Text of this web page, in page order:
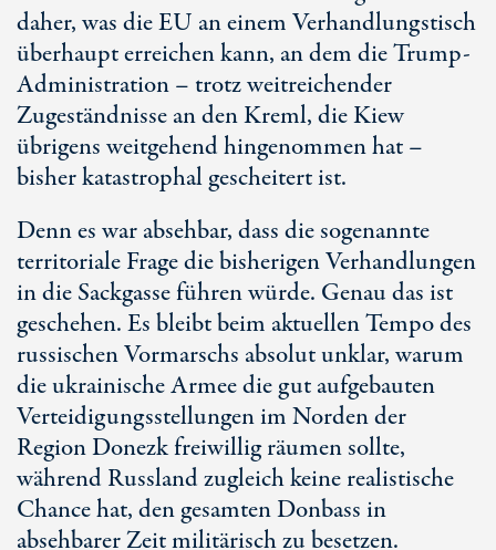
daher, was die EU an einem Verhandlungstisch
überhaupt erreichen kann, an dem die Trump-
Administration – trotz weitreichender
Zugeständnisse an den Kreml, die Kiew
übrigens weitgehend hingenommen hat –
bisher katastrophal gescheitert ist.
Denn es war absehbar, dass die sogenannte
territoriale Frage die bisherigen Verhandlungen
in die Sackgasse führen würde. Genau das ist
geschehen. Es bleibt beim aktuellen Tempo des
russischen Vormarschs absolut unklar, warum
die ukrainische Armee die gut aufgebauten
Verteidigungsstellungen im Norden der
Region Donezk freiwillig räumen sollte,
während Russland zugleich keine realistische
Chance hat, den gesamten Donbass in
absehbarer Zeit militärisch zu besetzen.